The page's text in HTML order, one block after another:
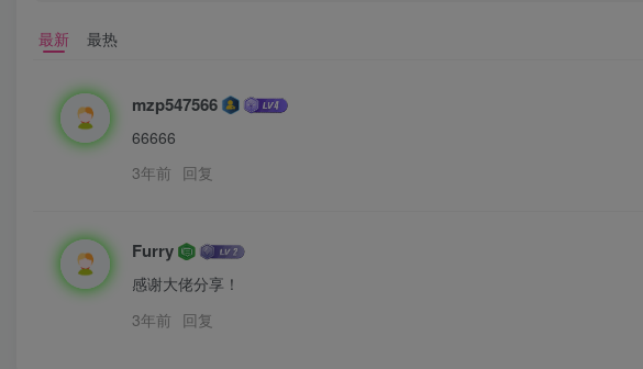
最新 最热
mzp547566
66666
3年前 回复
Furry
感谢大佬分享！
3年前 回复